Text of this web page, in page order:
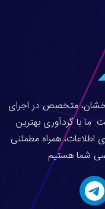
۶ سال سابقه درخشان، متخصص در اجرای
ما با گردآوری بهترین
اطلاعات، همراه مطمئنی